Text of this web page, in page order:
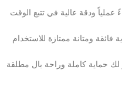
عملياً ودقة عالية في تتبع الوقت
ومتانة ممتازة للاستخدام
لك حماية كاملة وراحة بال مطلقة